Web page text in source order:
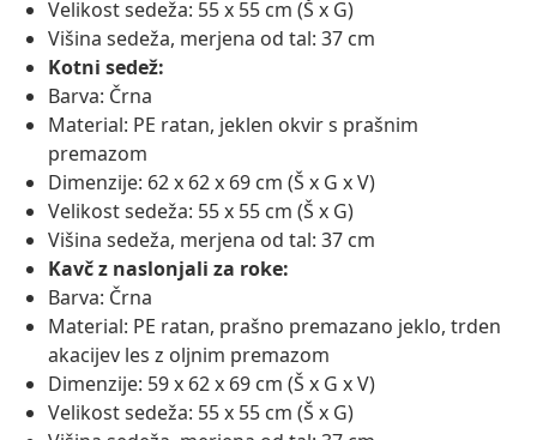
Velikost sedeža: 55 x 55 cm (Š x G)
Višina sedeža, merjena od tal: 37 cm
Kotni sedež:
Barva: Črna
Material: PE ratan, jeklen okvir s prašnim
premazom
Dimenzije: 62 x 62 x 69 cm (Š x G x V)
Velikost sedeža: 55 x 55 cm (Š x G)
Višina sedeža, merjena od tal: 37 cm
Kavč z naslonjali za roke:
Barva: Črna
Material: PE ratan, prašno premazano jeklo, trden
akacijev les z oljnim premazom
Dimenzije: 59 x 62 x 69 cm (Š x G x V)
Velikost sedeža: 55 x 55 cm (Š x G)